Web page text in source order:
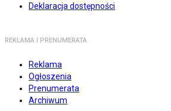
Deklaracja dostępności
REKLAMA I PRENUMERATA
Reklama
Ogłoszenia
Prenumerata
Archiwum